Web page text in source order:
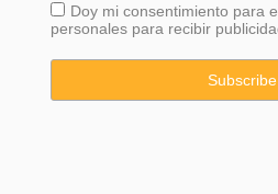
Doy mi consentimiento para
personales para recibir